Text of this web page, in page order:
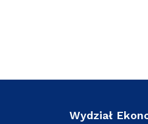
Wydział